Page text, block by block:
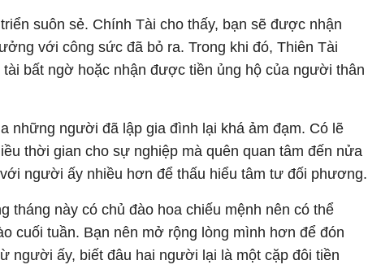
suôn sẻ. Chính Tài cho thấy, bạn sẽ được nhận
với công sức đã bỏ ra. Trong khi đó, Thiên Tài
tài bất ngờ hoặc nhận được tiền ủng hộ của người thân
những người đã lập gia đình lại khá ảm đạm. Có lẽ
thời gian cho sự nghiệp mà quên quan tâm đến nửa
người ấy nhiều hơn để thấu hiểu tâm tư đối phương.
tháng này có chủ đào hoa chiếu mệnh nên có thể
cuối tuần. Bạn nên mở rộng lòng mình hơn để đón
người ấy, biết đâu hai người lại là một cặp đôi tiền